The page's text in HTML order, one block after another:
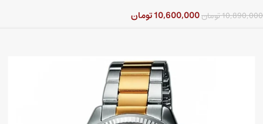
10,890,000تومان10,600,000تومان